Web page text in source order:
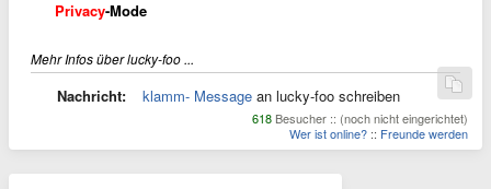
Privacy-Mode
Mehr Infos über lucky-foo ...
Nachricht: klamm- Message an lucky-foo schreiben
618 Besucher :: (noch nicht eingerichtet)
Wer ist online? :: Freunde werden